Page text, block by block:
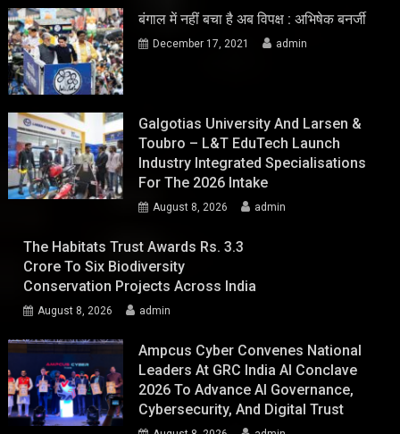
बंगाल में नहीं बचा है अब विपक्ष : अभिषेक बनर्जी
December 17, 2021 admin
Galgotias University And Larsen &
Toubro – L&T EduTech Launch
Industry Integrated Specialisations
For The 2026 Intake
August 8, 2026 admin
The Habitats Trust Awards Rs. 3.3
Crore To Six Biodiversity
Conservation Projects Across India
August 8, 2026 admin
Ampcus Cyber Convenes National
Leaders At GRC India AI Conclave
2026 To Advance AI Governance,
Cybersecurity, And Digital Trust